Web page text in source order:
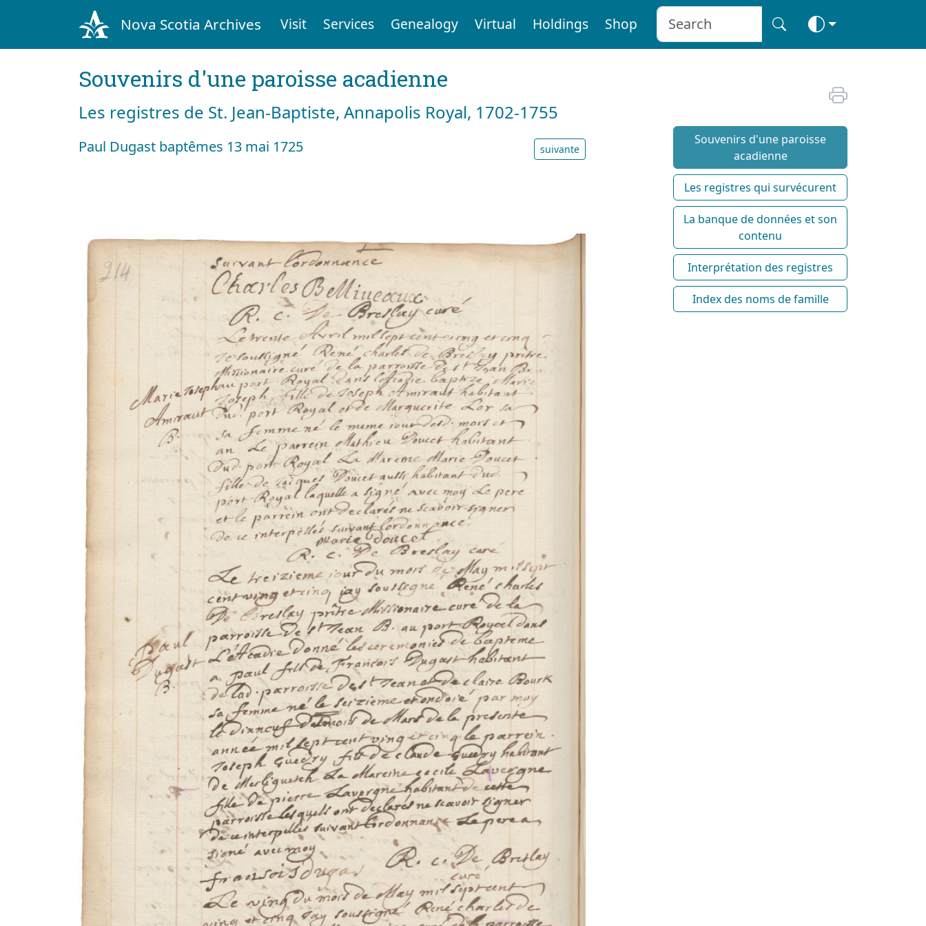
Nova Scotia Archives Visit Services Genealogy Virtual Holdings Shop
Souvenirs d'une paroisse acadienne
Les registres de St. Jean-Baptiste, Annapolis Royal, 1702-1755
Paul Dugast baptêmes 13 mai 1725 suivante
Souvenirs d'une paroisse
acadienne
Les registres qui survécurent
La banque de données et son
contenu
Interprétation des registres
Index des noms de famille